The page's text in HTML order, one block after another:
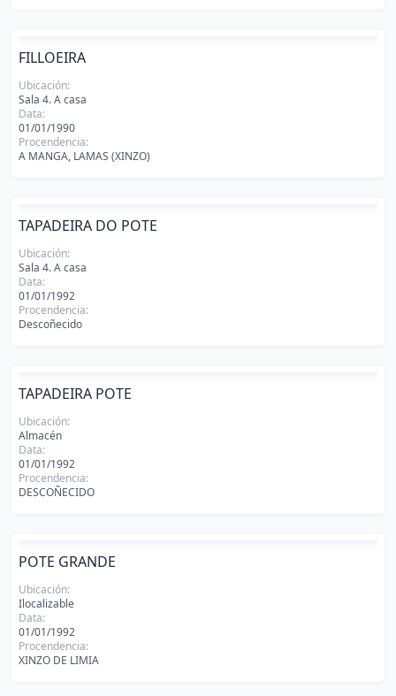
FILLOEIRA
Ubicación:
Sala 4. A casa
Data:
01/01/1990
Procendencia:
A MANGA, LAMAS (XINZO)
TAPADEIRA DO POTE
Ubicación:
Sala 4. A casa
Data:
01/01/1992
Procendencia:
Descoñecido
TAPADEIRA POTE
Ubicación:
Almacén
Data:
01/01/1992
Procendencia:
DESCOÑECIDO
POTE GRANDE
Ubicación:
Ilocalizable
Data:
01/01/1992
Procendencia:
XINZO DE LIMIA